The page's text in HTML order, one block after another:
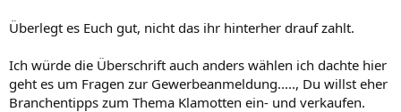
Überlegt es Euch gut, nicht das ihr hinterher drauf zahlt.
Ich würde die Überschrift auch anders wählen ich dachte hier
geht es um Fragen zur Gewerbeanmeldung....., Du willst eher
Branchentipps zum Thema Klamotten ein- und verkaufen.